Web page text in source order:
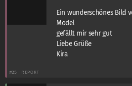
Ein wunderschönes Bild
Model
gefällt mir sehr gut
Liebe Grüße
Kira
#25 REPORT